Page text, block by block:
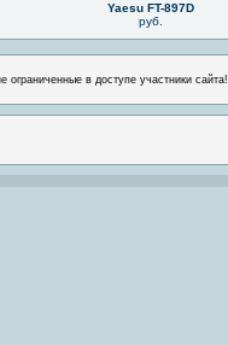
Yaesu FT-897D
руб.
ограниченные в доступе участники сайта!